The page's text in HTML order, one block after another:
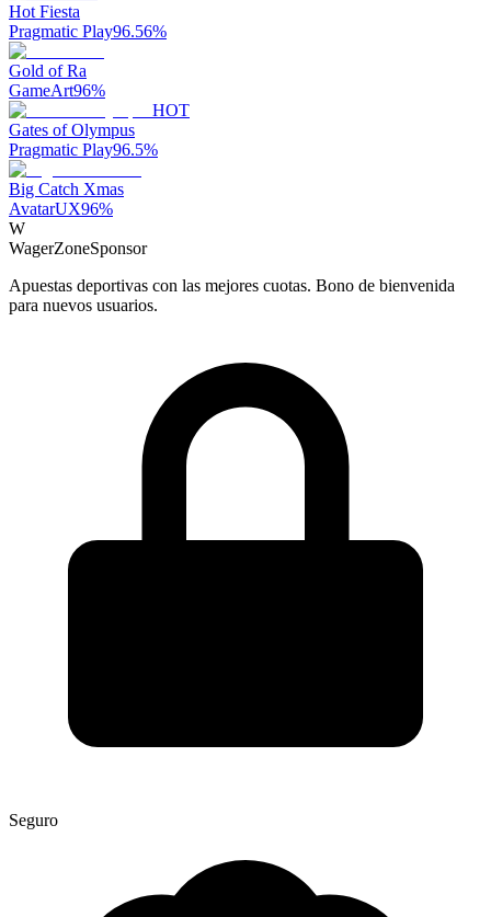
Hot Fiesta
Pragmatic Play96.56%
Gold of Ra
GameArt96%
HOT
Gates of Olympus
Pragmatic Play96.5%
Big Catch Xmas
AvatarUX96%
W
WagerZoneSponsor
Apuestas deportivas con las mejores cuotas. Bono de bienvenida
para nuevos usuarios.
Seguro